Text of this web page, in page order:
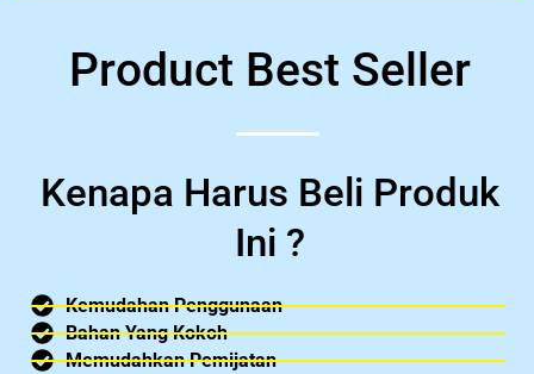
Product Best Seller
Kenapa Harus Beli Produk
Ini ?
Kemudahan Penggunaan
Bahan Yang Kokoh
Memudahkan Pemijatan